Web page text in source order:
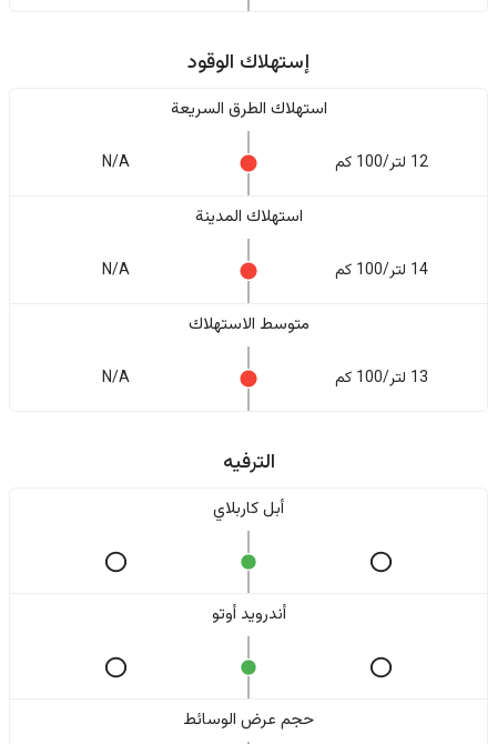
إستهلاك الوقود
استهلاك الطرق السريعة
12 لتر/100 كم N/A
استهلاك المدينة
14 لتر/100 كم N/A
متوسط الاستهلاك
13 لتر/100 كم N/A
الترفيه
أبل كاربلاي
أندرويد أوتو
حجم عرض الوسائط